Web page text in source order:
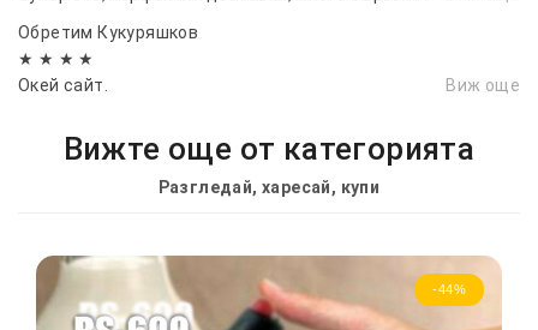
Обретим Кукуряшков
★ ★ ★ ★
Окей сайт.
Виж още
Вижте още от категорията
Разгледай, харесай, купи
-44%